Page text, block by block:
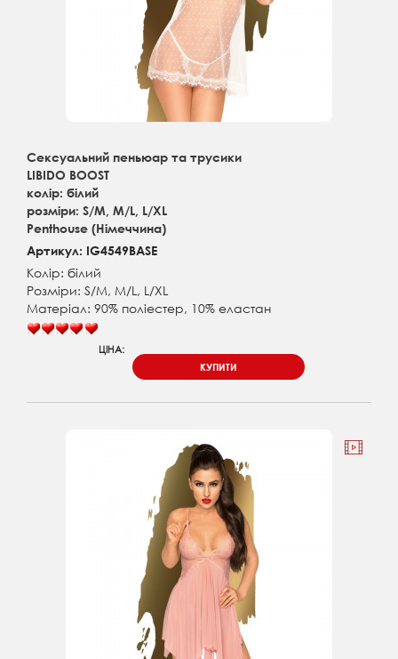
Сексуальний пеньюар та трусики
LIBIDO BOOST
колір: білий
розміри: S/M, M/L, L/XL
Penthouse (Німеччина)
Артикул: IG4549BASE
Колір: білий
Розміри: S/M, M/L, L/XL
Матеріал: 90% поліестер, 10% еластан
ЦІНА:
КУПИТИ